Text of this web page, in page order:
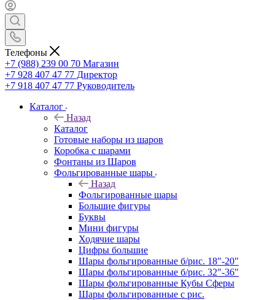
Телефоны
+7 (988) 239 00 70 Магазин
+7 928 407 47 77 Директор
+7 918 407 47 77 Руководитель
Каталог
Назад
Каталог
Готовые наборы из шаров
Коробка с шарами
Фонтаны из Шаров
Фольгированные шары
Назад
Фольгированные шары
Большие фигуры
Буквы
Мини фигуры
Ходячие шары
Цифры большие
Шары фольгированные б/рис. 18"-20"
Шары фольгированные б/рис. 32"-36"
Шары фольгированные Кубы Сферы
Шары фольгированные с рис.